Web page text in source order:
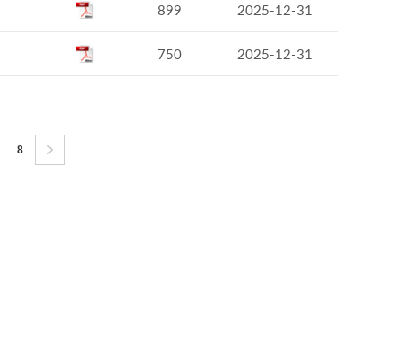
899 2025-12-31
750 2025-12-31
8